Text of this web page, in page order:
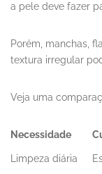
a pele deve fazer
Porém, manchas,
textura irregular
Veja uma
Necessidade
Limpeza diária